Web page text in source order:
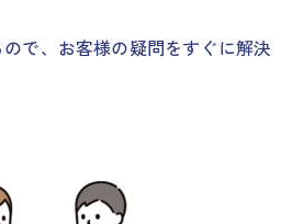
で、お客様の疑問をすぐに解決